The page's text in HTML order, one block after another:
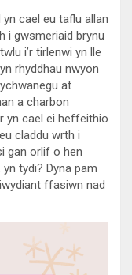
cael eu taflu allan
i gwsmeriaid brynu
i’r tirlenwi yn lle
rhyddhau nwyon
at
a charbon
yn cael ei heffeithio
claddu wrth i
gan orlif o hen
tydi? Dyna pam
ffasiwn nad